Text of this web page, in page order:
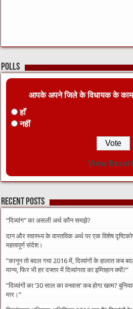
Polls
आपके अपने जिले के विधायक के
हाँ
नहीं
View
Recent Posts
“दिव्यांग” का असली अर्थ कौन समझे?
दान और स्वास्थ्य के वास्तविक अर्थ पर एक विशेष
महत्वपूर्ण संदेश।
​”कानून तो बदल गया 2016 में, दिव्यांगों के हालात कब
मान्य, फिर भी हर दफ्तर में दिव्यांगता का इम्तिहान क्यों?”
​”दिव्यांगों का ’30 साल का वनवास’ कब होगा खत्म?
मार।”